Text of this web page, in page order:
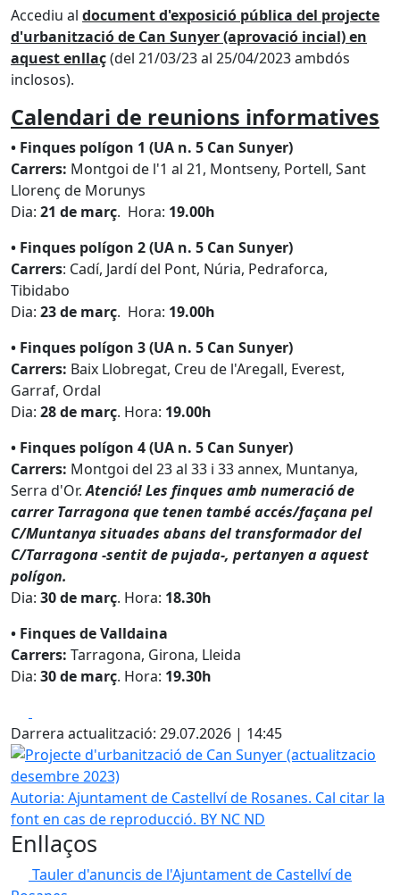
Accediu al document d'exposició pública del projecte
d'urbanització de Can Sunyer (aprovació incial) en
aquest enllaç(del 21/03/23 al 25/04/2023 ambdós
inclosos).
Calendari de reunions informatives
• Finques polígon 1 (UA n. 5 Can Sunyer)
Carrers: Montgoi de l'1 al 21, Montseny, Portell, Sant
Llorenç de Morunys
Dia: 21 de març. Hora: 19.00h
• Finques polígon 2 (UA n. 5 Can Sunyer)
Carrers: Cadí, Jardí del Pont, Núria, Pedraforca,
Tibidabo
Dia: 23 de març. Hora: 19.00h
• Finques polígon 3 (UA n. 5 Can Sunyer)
Carrers: Baix Llobregat, Creu de l'Aregall, Everest,
Garraf, Ordal
Dia: 28 de març. Hora: 19.00h
• Finques polígon 4 (UA n. 5 Can Sunyer)
Carrers: Montgoi del 23 al 33 i 33 annex, Muntanya,
Serra d'Or.Atenció!Les finques amb numeració de
carrer Tarragona que tenen també accés/façana pel
C/Muntanya situades abans del transformador del
C/Tarragona -sentit de pujada-, pertanyen a aquest
polígon.
Dia: 30 de març. Hora: 18.30h
• Finques de Valldaina
Carrers: Tarragona, Girona, Lleida
Dia: 30 de març. Hora: 19.30h
Darrera actualització: 29.07.2026 | 14:45
Projecte d'urbanització de Can Sunyer (actualitzacio
Autoria: Ajuntament de Castellví de Rosanes. Cal citar la
font en cas de reproducció. BY NC ND
Enllaços
Tauler d'anuncis de l'Ajuntament de Castellví de